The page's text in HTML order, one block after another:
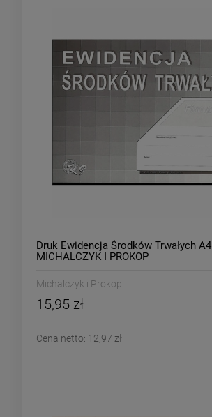
Druk Ewidencja Środków Trwałych A4
MICHALCZYK I PROKOP
Michalczyk i Prokop
15,95 zł
Cena netto: 12,97 zł